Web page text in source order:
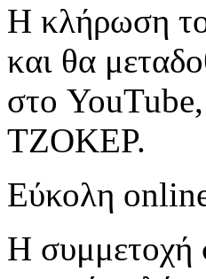
Η κλήρωση
και θα
στο YouTube
ΤΖΟΚΕΡ.
Εύκολη
Η